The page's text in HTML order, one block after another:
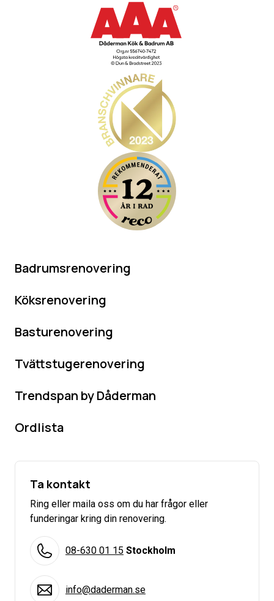
Badrumsrenovering
Köksrenovering
Basturenovering
Tvättstugerenovering
Trendspan by Dåderman
Ordlista
Ta kontakt
Ring eller maila oss om du har frågor eller
funderingar kring din renovering.
08-630 01 15 Stockholm
info@daderman.se